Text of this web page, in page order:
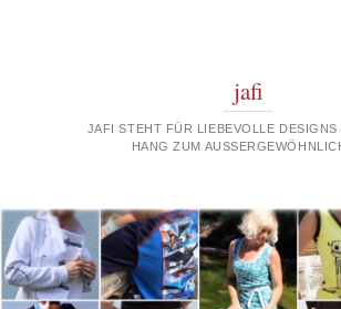
jafi
JAFI STEHT FÜR LIEBEVOLLE DESIGNS
HANG ZUM